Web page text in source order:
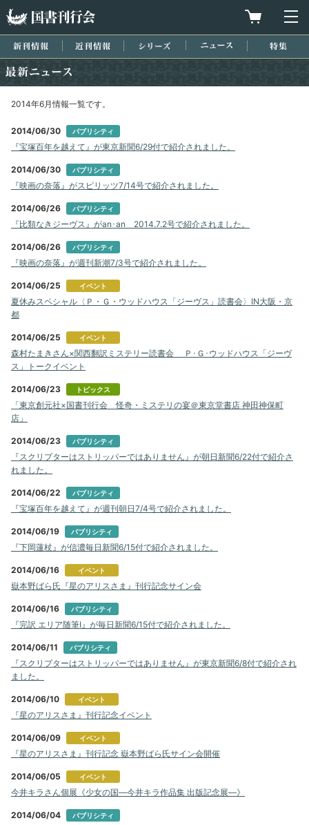
買物カゴを
新刊情報 近刊情報 シリーズ ニュース
2014年6月情報一覧です。
2014/06/30 パブリシティ
『宝塚百年を越えて』が東京新聞6/29付で紹介されました。
2014/06/30 パブリシティ
『映画の奈落』がスピリッツ7/14号で紹介されました。
2014/06/26 パブリシティ
『比類なきジーヴス』がan･an 2014.7.2号で紹介されました。
2014/06/26 パブリシティ
『映画の奈落』が週刊新潮7/3号で紹介されました。
2014/06/25 イベント
夏休みスペシャル〈Ｐ・Ｇ・ウッドハウス「ジーヴス」読書会〉IN大阪・京
都
2014/06/25 イベント
森村たまきさん×関西翻訳ミステリー読書会 Ｐ･Ｇ･ウッドハウス「ジーヴ
ス」トークイベント
2014/06/23 トピックス
「東京創元社×国書刊行会 怪奇・ミステリの宴＠東京堂書店 神田神保町
店」
2014/06/23 パブリシティ
『スクリプターはストリッパーではありません』が朝日新聞6/22付で紹介さ
れました。
2014/06/22 パブリシティ
『宝塚百年を越えて』が週刊朝日7/4号で紹介されました。
2014/06/19 パブリシティ
『下岡蓮杖』が信濃毎日新聞6/15付で紹介されました。
2014/06/16 イベント
嶽本野ばら氏『星のアリスさま』刊行記念サイン会
2014/06/16 パブリシティ
『完訳 エリア随筆Ⅰ』が毎日新聞6/15付で紹介されました。
2014/06/11 パブリシティ
『スクリプターはストリッパーではありません』が東京新聞6/8付で紹介され
ました。
2014/06/10 イベント
『星のアリスさま』刊行記念イベント
2014/06/09 イベント
『星のアリスさま』刊行記念 嶽本野ばら氏サイン会開催
2014/06/05 イベント
今井キラさん個展《少女の国―今井キラ作品集 出版記念展―》
2014/06/04 パブリシティ